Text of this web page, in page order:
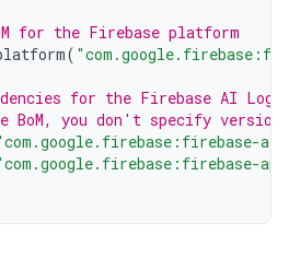
for the Firebase platform
(
for the Firebase AI
BoM, you don't specify
ai"